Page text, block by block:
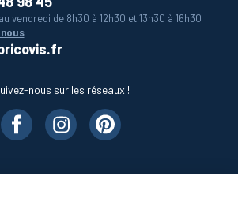
vendredi de 8h30 à 12h30 et 13h30 à 16h30
nous sur les réseaux !